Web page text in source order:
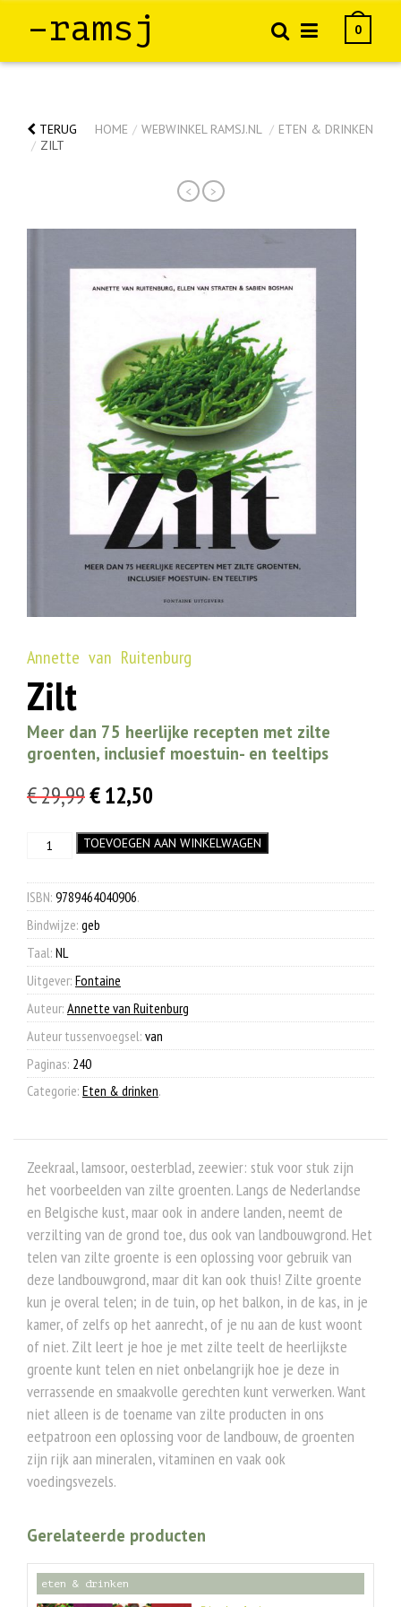
–ramsj 0
TERUG HOME / WEBWINKEL RAMSJ.NL / ETEN & DRINKEN
/ ZILT
< >
Annette van Ruitenburg
Zilt
Meer dan 75 heerlijke recepten met zilte
groenten, inclusief moestuin- en teeltips
€29,99Oorspronkelijke
was:
€ 29,99.
€12,50
is:
€ 12,50.
TOEVOEGEN AAN WINKELWAGEN
ISBN: 9789464040906.
Bindwijze: geb
Taal: NL
Uitgever: Fontaine
Auteur: Annette van Ruitenburg
Auteur tussenvoegsel: van
Paginas: 240
Categorie: Eten & drinken.
Zeekraal, lamsoor, oesterblad, zeewier: stuk voor stuk zijn
het voorbeelden van zilte groenten. Langs de Nederlandse
en Belgische kust, maar ook in andere landen, neemt de
verzilting van de grond toe, dus ook van landbouwgrond. Het
telen van zilte groente is een oplossing voor gebruik van
deze landbouwgrond, maar dit kan ook thuis! Zilte groente
kun je overal telen; in de tuin, op het balkon, in de kas, in je
kamer, of zelfs op het aanrecht, of je nu aan de kust woont
of niet. Zilt leert je hoe je met zilte teelt de heerlijkste
groente kunt telen en niet onbelangrijk hoe je deze in
verrassende en smaakvolle gerechten kunt verwerken. Want
niet alleen is de toename van zilte producten in ons
eetpatroon een oplossing voor de landbouw, de groenten
zijn rijk aan mineralen, vitaminen en vaak ook
voedingsvezels.
Gerelateerde producten
eten & drinken